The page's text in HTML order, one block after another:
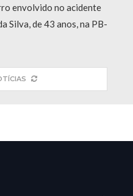
envolvido no acidente
Silva, de 43 anos, na PB-